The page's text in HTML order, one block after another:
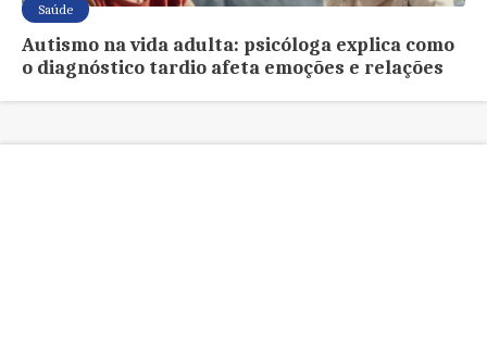
Saúde
Autismo na vida adulta: psicóloga explica como
o diagnóstico tardio afeta emoções e relações